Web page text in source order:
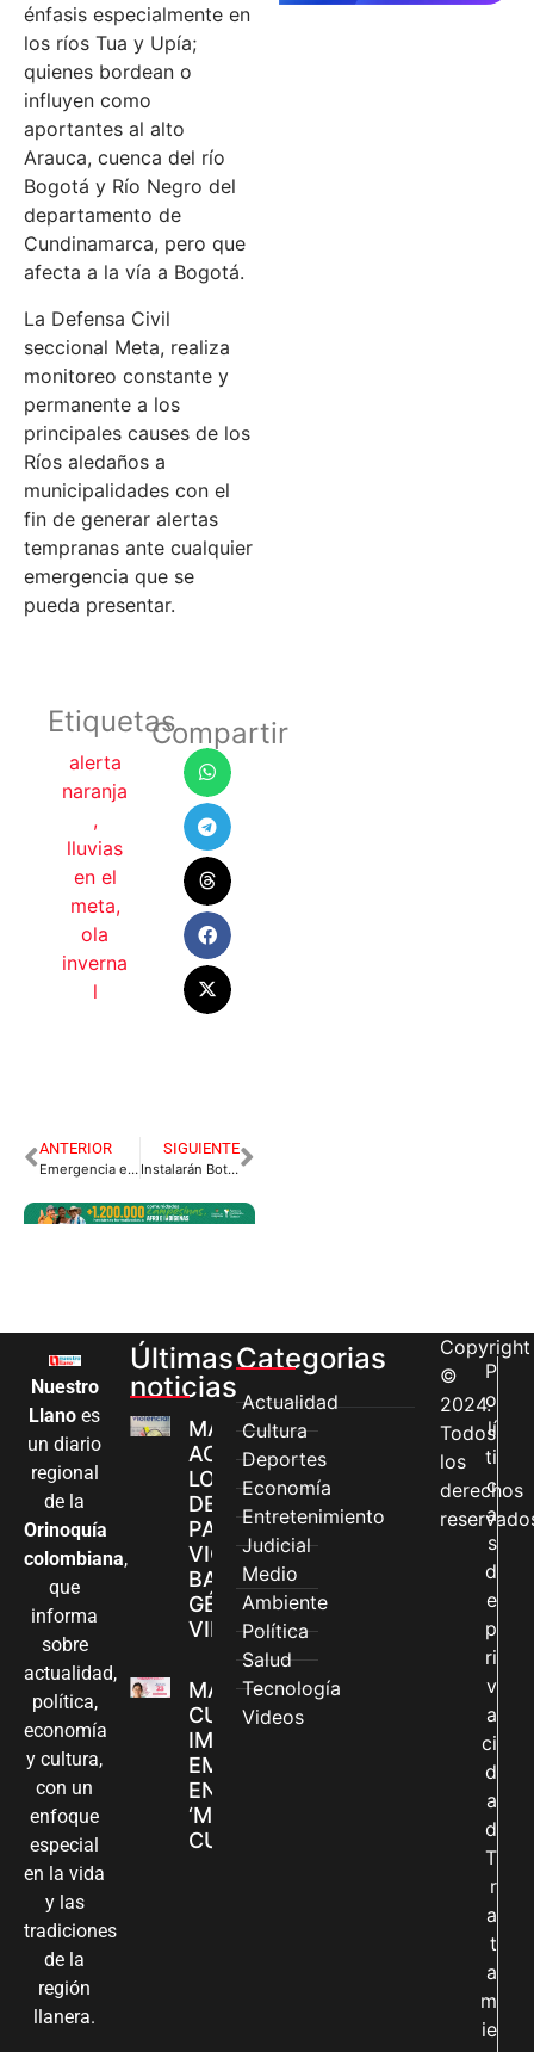
énfasis especialmente en
los ríos Tua y Upía;
quienes bordean o
influyen como
aportantes al alto
Arauca, cuenca del río
Bogotá y Río Negro del
departamento de
Cundinamarca, pero que
afecta a la vía a Bogotá.
La Defensa Civil
seccional Meta, realiza
monitoreo constante y
permanente a los
principales causes de los
Ríos aledaños a
municipalidades con el
fin de generar alertas
tempranas ante cualquier
emergencia que se
pueda presentar.
Etiquetas
alerta
naranja
,
lluvias
en el
meta,
ola
inverna
l
Compartir
ANTERIOR
Emergencia en El Dorado por fuertes lluvias.
SIGUIENTE
Instalarán Botón de pánico en taxis de Villavicencio.
Nuestro
Llano es
un diario
regional
de la
Orinoquía
colombiana,
que
informa
sobre
actualidad,
política,
economía
y cultura,
con un
enfoque
especial
en la vida
y las
tradiciones
de la
región
llanera.
Últimas
noticias
MÁS MUJERES
ACCEDEN A
LOS CANALES
DE ATENCIÓN
PARA
VIOLENCIAS
BASADAS EN
GÉNERO EN
VILLAVICENCIO
MADRES
CUIDADORAS
IMPULSAN SUS
EMPRENDIMIENTOS
EN LA FERIA
‘MANOS QUE
CUIDAN Y CREAN’
Categorias
Actualidad
Cultura
Deportes
Economía
Entretenimiento
Judicial
Medio
Ambiente
Política
Salud
Tecnología
Videos
Copyright
©
2024.
Todos
los
derechos
P
o
lí
ti
c
a
s
d
e
p
ri
v
a
ci
d
a
d
T
r
a
t
a
m
ie